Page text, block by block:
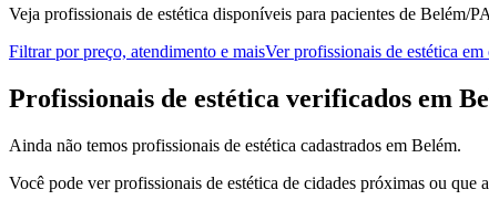
Veja profissionais de estética disponíveis para pacientes de Belém/
Filtrar por preço, atendimento e maisVerprofissionais de estética em
Profissionais de estética verificados em
Ainda não temos profissionais de estética cadastrados em Belém.
Você pode verprofissionais de estética de cidades próximas ou que